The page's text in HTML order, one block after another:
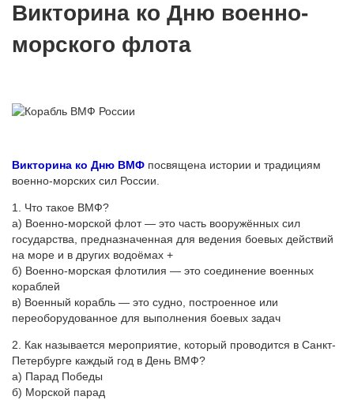
Викторина ко Дню военно-
морского флота
Викторина ко Дню ВМФ посвящена истории и традициям
военно-морских сил России.
1. Что такое ВМФ?
а) Военно-морской флот — это часть вооружённых сил
государства, предназначенная для ведения боевых действий
на море и в других водоёмах +
б) Военно-морская флотилия — это соединение военных
кораблей
в) Военный корабль — это судно, построенное или
переоборудованное для выполнения боевых задач
2. Как называется мероприятие, который проводится в Санкт-
Петербурге каждый год в День ВМФ?
а) Парад Победы
б) Морской парад